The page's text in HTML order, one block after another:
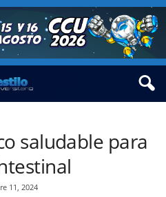
saludable para
11, 2024